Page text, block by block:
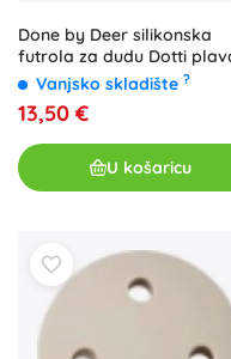
Done by Deer silikonska
futrola za dudu Dotti
Vanjsko skladište ?
13,50 €
U košaricu